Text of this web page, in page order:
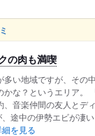
の肉も満喫
い地域ですが、その
な？というエリア。
音楽仲間の友人とデ
途中の伊勢エビが凄
細を見る